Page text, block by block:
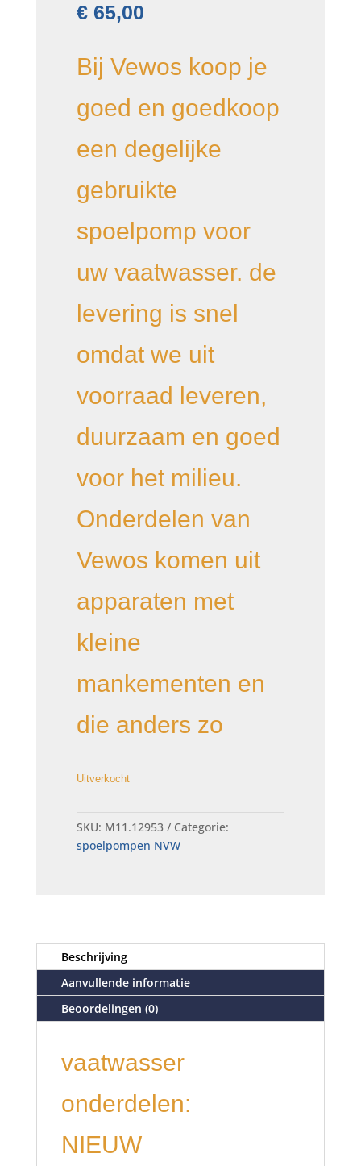
€65,00
Bij Vewos koop je
goed en goedkoop
een degelijke
gebruikte
spoelpomp voor
uw vaatwasser. de
levering is snel
omdat we uit
voorraad leveren,
duurzaam en goed
voor het milieu.
Onderdelen van
Vewos komen uit
apparaten met
kleine
mankementen en
die anders zo
Uitverkocht
SKU: M11.12953
Categorie:
spoelpompen NVW
Beschrijving
Aanvullende informatie
Beoordelingen (0)
vaatwasser
onderdelen:
NIEUW